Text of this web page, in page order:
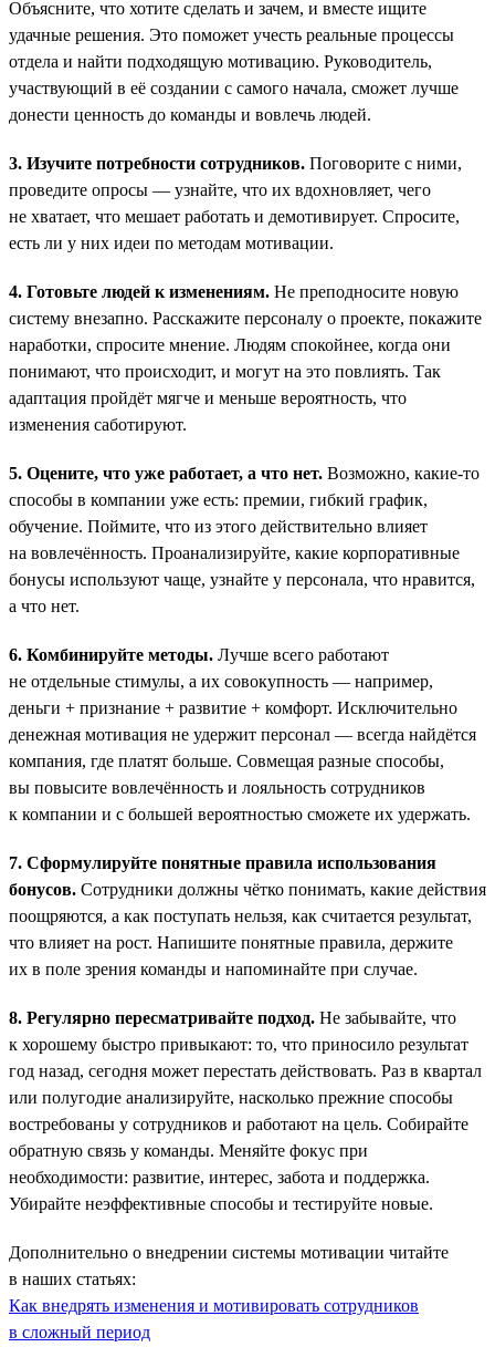
Объясните, что хотите сделать и зачем, и вместе ищите
удачные решения. Это поможет учесть реальные процессы
отдела и найти подходящую мотивацию. Руководитель,
участвующий в её создании с самого начала, сможет лучше
донести ценность до команды и вовлечь людей.
3. Изучите потребности сотрудников. Поговорите с ними,
проведите опросы — узнайте, что их вдохновляет, чего
не хватает, что мешает работать и демотивирует. Спросите,
есть ли у них идеи по методам мотивации.
4. Готовьте людей к изменениям. Не преподносите новую
систему внезапно. Расскажите персоналу о проекте, покажите
наработки, спросите мнение. Людям спокойнее, когда они
понимают, что происходит, и могут на это повлиять. Так
адаптация пройдёт мягче и меньше вероятность, что
изменения саботируют.
5. Оцените, что уже работает, а что нет. Возможно, какие-то
способы в компании уже есть: премии, гибкий график,
обучение. Поймите, что из этого действительно влияет
на вовлечённость. Проанализируйте, какие корпоративные
бонусы используют чаще, узнайте у персонала, что нравится,
а что нет.
6. Комбинируйте методы. Лучше всего работают
не отдельные стимулы, а их совокупность — например,
деньги + признание + развитие + комфорт. Исключительно
денежная мотивация не удержит персонал — всегда найдётся
компания, где платят больше. Совмещая разные способы,
вы повысите вовлечённость и лояльность сотрудников
к компании и с большей вероятностью сможете их удержать.
7. Сформулируйте понятные правила использования
бонусов. Сотрудники должны чётко понимать, какие действия
поощряются, а как поступать нельзя, как считается результат,
что влияет на рост. Напишите понятные правила, держите
их в поле зрения команды и напоминайте при случае.
8. Регулярно пересматривайте подход. Не забывайте, что
к хорошему быстро привыкают: то, что приносило результат
год назад, сегодня может перестать действовать. Раз в квартал
или полугодие анализируйте, насколько прежние способы
востребованы у сотрудников и работают на цель. Собирайте
обратную связь у команды. Меняйте фокус при
необходимости: развитие, интерес, забота и поддержка.
Убирайте неэффективные способы и тестируйте новые.
Дополнительно о внедрении системы мотивации читайте
в наших статьях:
Как внедрять изменения и мотивировать сотрудников
в сложный период